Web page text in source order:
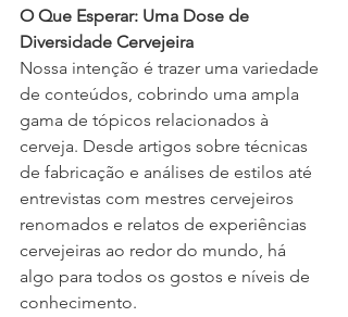
O Que Esperar: Uma Dose de
Diversidade Cervejeira
Nossa intenção é trazer uma variedade
de conteúdos, cobrindo uma ampla
gama de tópicos relacionados à
cerveja. Desde artigos sobre técnicas
de fabricação e análises de estilos até
entrevistas com mestres cervejeiros
renomados e relatos de experiências
cervejeiras ao redor do mundo, há
algo para todos os gostos e níveis de
conhecimento.